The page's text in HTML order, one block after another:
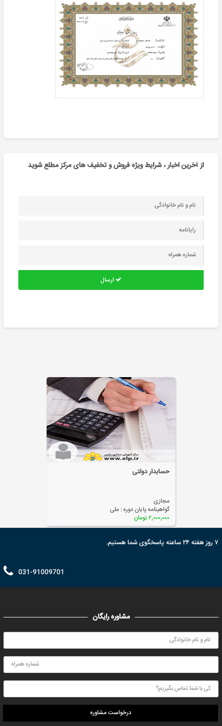
از آخرین اخبار ، شرایط ویژه فروش و تخفیف های مرکز مطلع شوید
ارسال
اظهارنامه مالیاتی
مجازی
گواهینامه پایان دوره : ملی
۲,۰۰۰,۰۰۰ تومان
۷ روز هفته ۲۴ ساعته پاسخگوی شما هستیم.
031-91009701
مشاوره رایگان
درخواست مشاوره